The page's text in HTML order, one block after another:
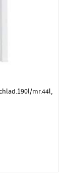
mr.44l,